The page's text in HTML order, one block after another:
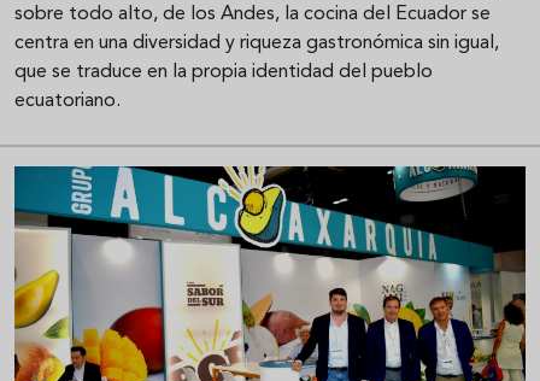
sobre todo alto, de los Andes, la cocina del Ecuador se
centra en una diversidad y riqueza gastronómica sin igual,
que se traduce en la propia identidad del pueblo
ecuatoriano.